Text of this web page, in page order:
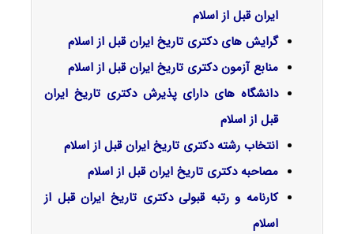
ایران قبل از اسلام
گرایش‌ های دکتری تاریخ ایران قبل از اسلام
منابع آزمون دکتری تاریخ ایران قبل از اسلام
دانشگاه های دارای پذیرش دکتری تاریخ ایران
قبل از اسلام
انتخاب رشته دکتری تاریخ ایران قبل از اسلام
مصاحبه دکتری تاریخ ایران قبل از اسلام
کارنامه و رتبه قبولی دکتری تاریخ ایران قبل از
اسلام